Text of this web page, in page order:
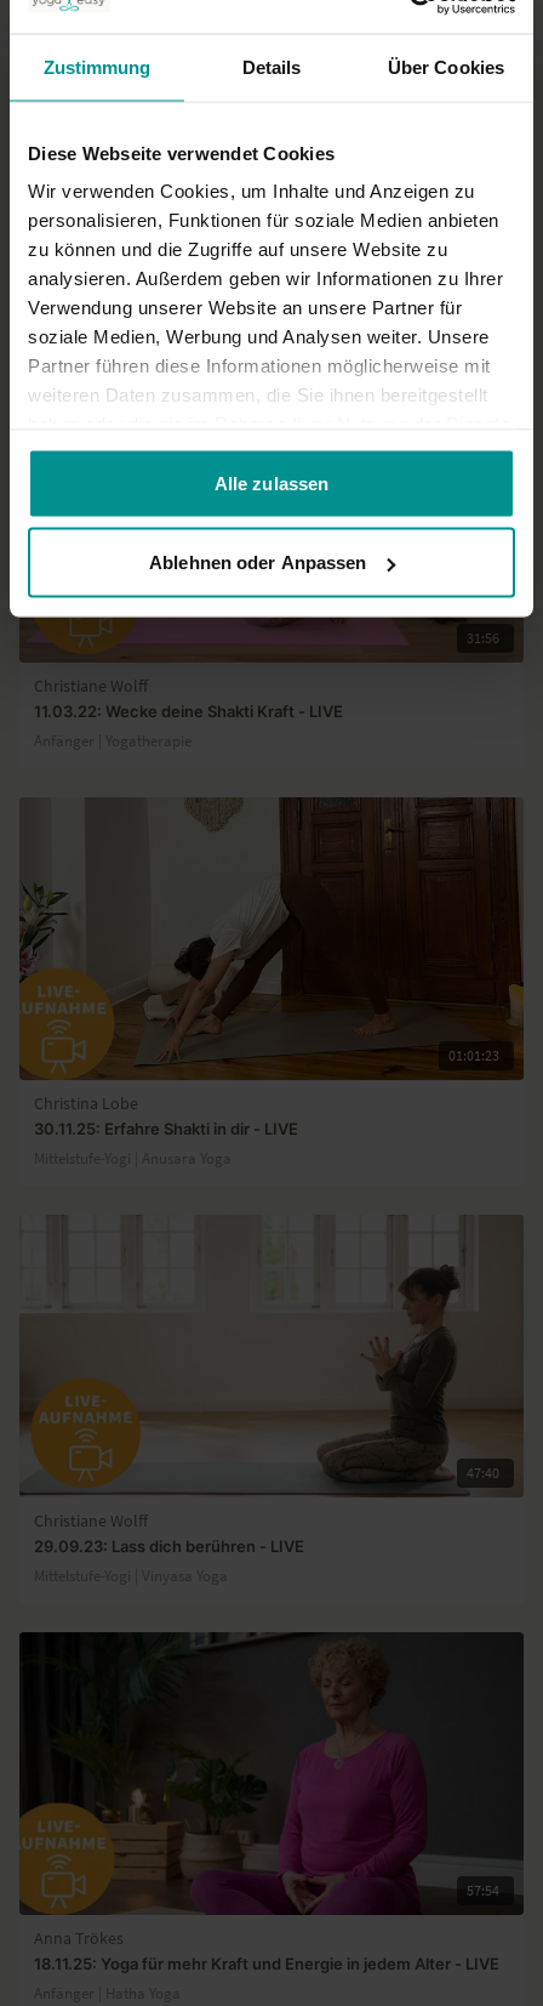
Zustimmung Details Über Cookies
Diese Webseite verwendet Cookies
Wir verwenden Cookies, um Inhalte und Anzeigen zu
personalisieren, Funktionen für soziale Medien anbieten
zu können und die Zugriffe auf unsere Website zu
analysieren. Außerdem geben wir Informationen zu Ihrer
Verwendung unserer Website an unsere Partner für
soziale Medien, Werbung und Analysen weiter. Unsere
Partner führen diese Informationen möglicherweise mit
weiteren Daten zusammen, die Sie ihnen bereitgestellt
gesammelt haben.
Alle zulassen
Ablehnen oder Anpassen
Super toll gesegnet
Imke E.
Mehr laden
Ähnliche Videos
31:56
Christiane Wolff
11.03.22: Wecke deine Shakti Kraft - LIVE
Anfänger | Yogatherapie
01:01:23
Christina Lobe
30.11.25: Erfahre Shakti in dir - LIVE
Mittelstufe-Yogi | Anusara Yoga
47:40
Christiane Wolff
29.09.23: Lass dich berühren - LIVE
Mittelstufe-Yogi | Vinyasa Yoga
57:54
Anna Trökes
18.11.25: Yoga für mehr Kraft und Energie in jedem Alter - LIVE
Anfänger | Hatha Yoga